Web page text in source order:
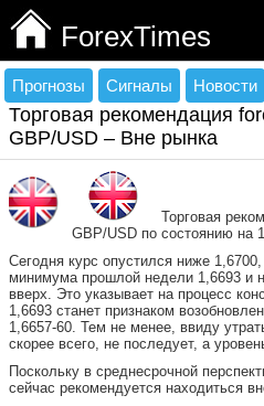
ForexTimes
Прогнозы Сигналы Новости
Торговая рекомендация
GBP/USD – Вне рынка
Торговая
GBP/USD по состоянию на
Сегодня курс опустился ниже
минимума прошлой недели 1,6693 и
вверх. Это указывает на процесс
1,6693 станет признаком
1,6657-60. Тем не менее, ввиду
скорее всего, не последует, а
Поскольку в среднесрочной
сейчас рекомендуется находиться